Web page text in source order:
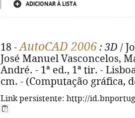
ADICIONAR À LISTA
18 -AutoCAD 2006 : 3D /
José Manuel Vasconcelos,
André. - 1ª ed., 1ª tir. -
cm. - (Computação gráfica,
Link persistente: http://